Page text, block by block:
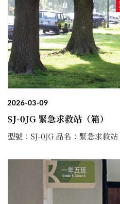
2026-03-09
SJ-0JG 緊急求救站（箱）
型號：SJ-0JG 品名：緊急求救